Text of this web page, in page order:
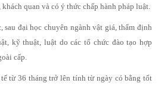
quan và có ý thức chấp hành pháp luật.
sau đại học chuyên ngành vật giá, thẩm định
kỹ thuật, luật do các tổ chức đào tạo hợp
cấp.
từ 36 tháng trở lên tính từ ngày có bằng tốt